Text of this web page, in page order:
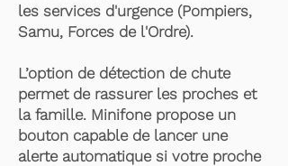
les services d'urgence (Pompiers,
Samu, Forces de l'Ordre).
L’option de détection de chute
permet de rassurer les proches et
la famille. Minifone propose un
bouton capable de lancer une
alerte automatique si votre proche